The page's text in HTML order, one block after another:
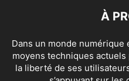
À
Dans un monde
moyens techniques
la liberté de ses